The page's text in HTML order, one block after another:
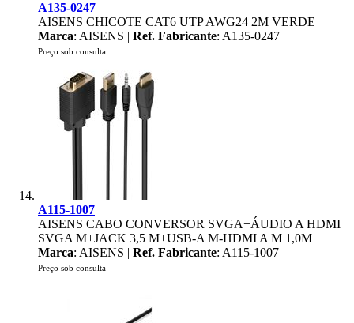
A135-0247
AISENS CHICOTE CAT6 UTP AWG24 2M VERDE
Marca: AISENS | Ref. Fabricante: A135-0247
Preço sob consulta
A115-1007
AISENS CABO CONVERSOR SVGA+ÁUDIO A HDMI
SVGA M+JACK 3,5 M+USB-A M-HDMI A M 1,0M
Marca: AISENS | Ref. Fabricante: A115-1007
Preço sob consulta